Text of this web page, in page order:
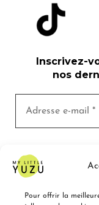
Pour offrir la
Inscrivez-
nos
Nous ne
politique